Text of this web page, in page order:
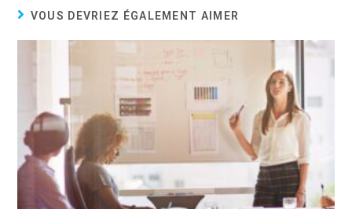
VOUS DEVRIEZ ÉGALEMENT AIMER